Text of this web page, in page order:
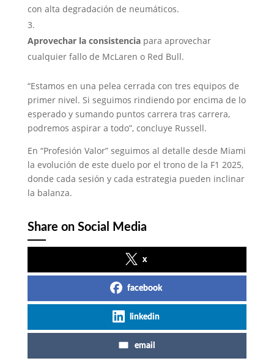
con alta degradación de neumáticos.
Aprovechar la consistenciapara aprovechar
cualquier fallo de McLaren o Red Bull.
“Estamos en una pelea cerrada con tres equipos de
primer nivel. Si seguimos rindiendo por encima de lo
esperado y sumando puntos carrera tras carrera,
podremos aspirar a todo”, concluye Russell.
En “Profesión Valor” seguimos al detalle desde Miami
la evolución de este duelo por el trono de la F1 2025,
donde cada sesión y cada estrategia pueden inclinar
la balanza.
Share on Social Media
x
facebook
linkedin
email